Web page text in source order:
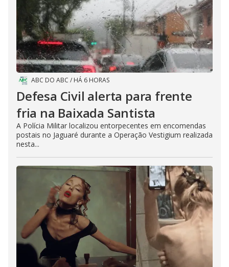
ABC DO ABC / HÁ 6 HORAS
Defesa Civil alerta para frente
fria na Baixada Santista
A Polícia Militar localizou entorpecentes em encomendas
postais no Jaguaré durante a Operação Vestigium realizada
nesta...